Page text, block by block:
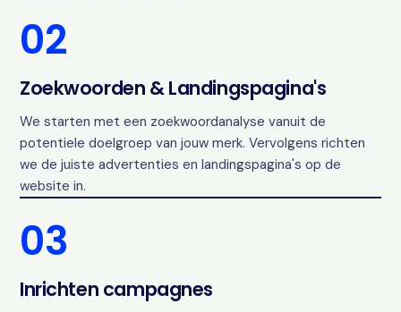
02
Zoekwoorden & Landingspagina's
We starten met een zoekwoordanalyse vanuit de
potentiele doelgroep van jouw merk. Vervolgens richten
we de juiste advertenties en landingspagina's op de
website in.
03
Inrichten campagnes